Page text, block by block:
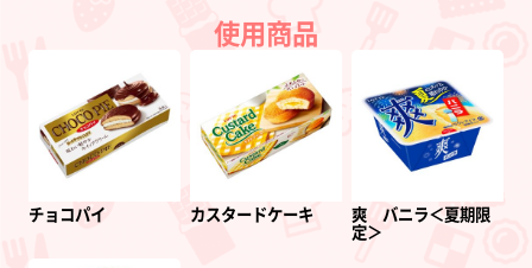
使用商品
チョコパイ カスタードケーキ
爽 バニラ＜夏期限
定＞